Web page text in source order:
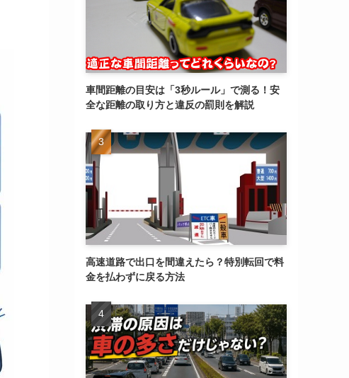
車間距離の目安は「3秒ルール」で測る！安
全な距離の取り方と違反の罰則を解説
高速道路で出口を間違えたら？特別転回で料
金を払わずに戻る方法